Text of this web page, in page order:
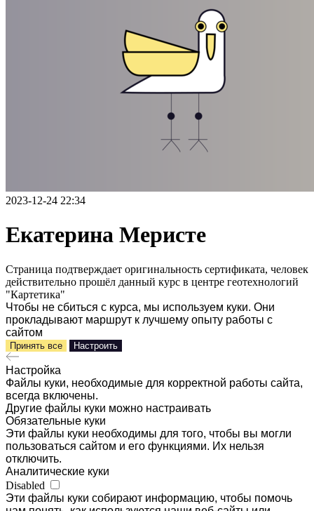
2023-12-24 22:34
Екатерина Меристе
Страница подтверждает оригинальность сертификата, человек
действительно прошёл данный курс в центре геотехнологий
"Картетика"
Чтобы не сбиться с курса, мы используем куки. Они
прокладывают маршрут к лучшему опыту работы с
сайтом
Принять все Настроить
Настройка
Файлы куки, необходимые для корректной работы сайта,
всегда включены.
Другие файлы куки можно настраивать
Обязательные куки
Эти файлы куки необходимы для того, чтобы вы могли
пользоваться сайтом и его функциями. Их нельзя
отключить.
Аналитические куки
Disabled
Эти файлы куки собирают информацию, чтобы помочь